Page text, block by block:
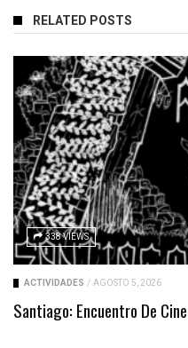
RELATED POSTS
338 VIEWS
ACTIVIDADES / AGOSTO 5, 2026
Santiago: Encuentro De